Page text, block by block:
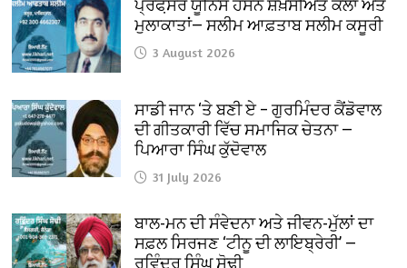
ਪ੍ਰੋਫੈ਼ਸਰ ਯੂਨਿਸ ਹਸਨ ਸ਼ਖ਼ਸੀਅਤ ਕਲਾ ਅਤੇ
ਮੁਲਾਕਾਤਾਂ— ਸਲੀਮ ਆਫ਼ਤਾਬ ਸਲੀਮ ਕਸੂਰੀ
3 August 2026
ਸਾਡੀ ਜਾਨ ‘ਤੇ ਬਣੀ ਏ – ਗੁਰਮਿੰਦਰ ਕੈਂਡੋਵਾਲ
ਦੀ ਗੀਤਕਾਰੀ ਵਿੱਚ ਸਮਾਜਿਕ ਚੇਤਨਾ —
ਪਿਆਰਾ ਸਿੰਘ ਕੁੱਦੋਵਾਲ
31 July 2026
ਬਾਲ-ਮਨ ਦੀ ਸੰਵੇਦਨਾ ਅਤੇ ਜੀਵਨ-ਮੁੱਲਾਂ ਦਾ
ਸਫ਼ਲ ਸਿਰਜਣ ‘ਟੀਨੂ ਦੀ ਲਾਇਬ੍ਰੇਰੀ’ —
ਰਵਿੰਦਰ ਸਿੰਘ ਸੋਢੀ